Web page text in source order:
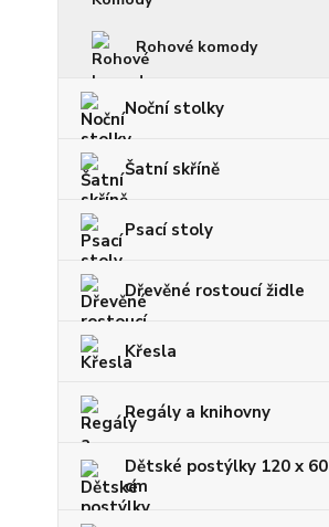
Rohové komody
Noční stolky
Šatní skříně
Psací stoly
Dřevěné rostoucí židle
Křesla
Regály a knihovny
Dětské postýlky 120 x 60
cm